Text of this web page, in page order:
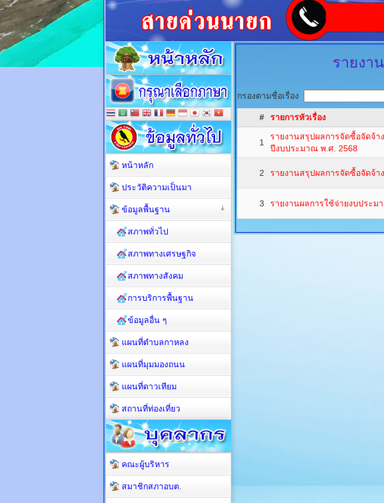
รายงา
กรองตามชื่อเรื่อง
# รายการหัวเรื่อง
1
รายงานสรุปผลการจัดซื้อจัดจ้
ปีงบประมาณ พ.ศ. 2568
2 รายงานสรุปผลการจัดซื้อจัดจ้า
3 รายงานผลการใช้จ่ายงบประม
หน้าหลัก
ประวัติความเป็นมา
ข้อมูลพื้นฐาน
สภาพทั่วไป
สภาพทางเศรษฐกิจ
สภาพทางสังคม
การบริการพื้นฐาน
ข้อมูลอื่น ๆ
แผนที่ตำบลกาหลง
แผนที่มุมมองถนน
แผนที่ดาวเทียม
สถานที่ท่องเที่ยว
คณะผู้บริหาร
สมาชิกสภาอบต.